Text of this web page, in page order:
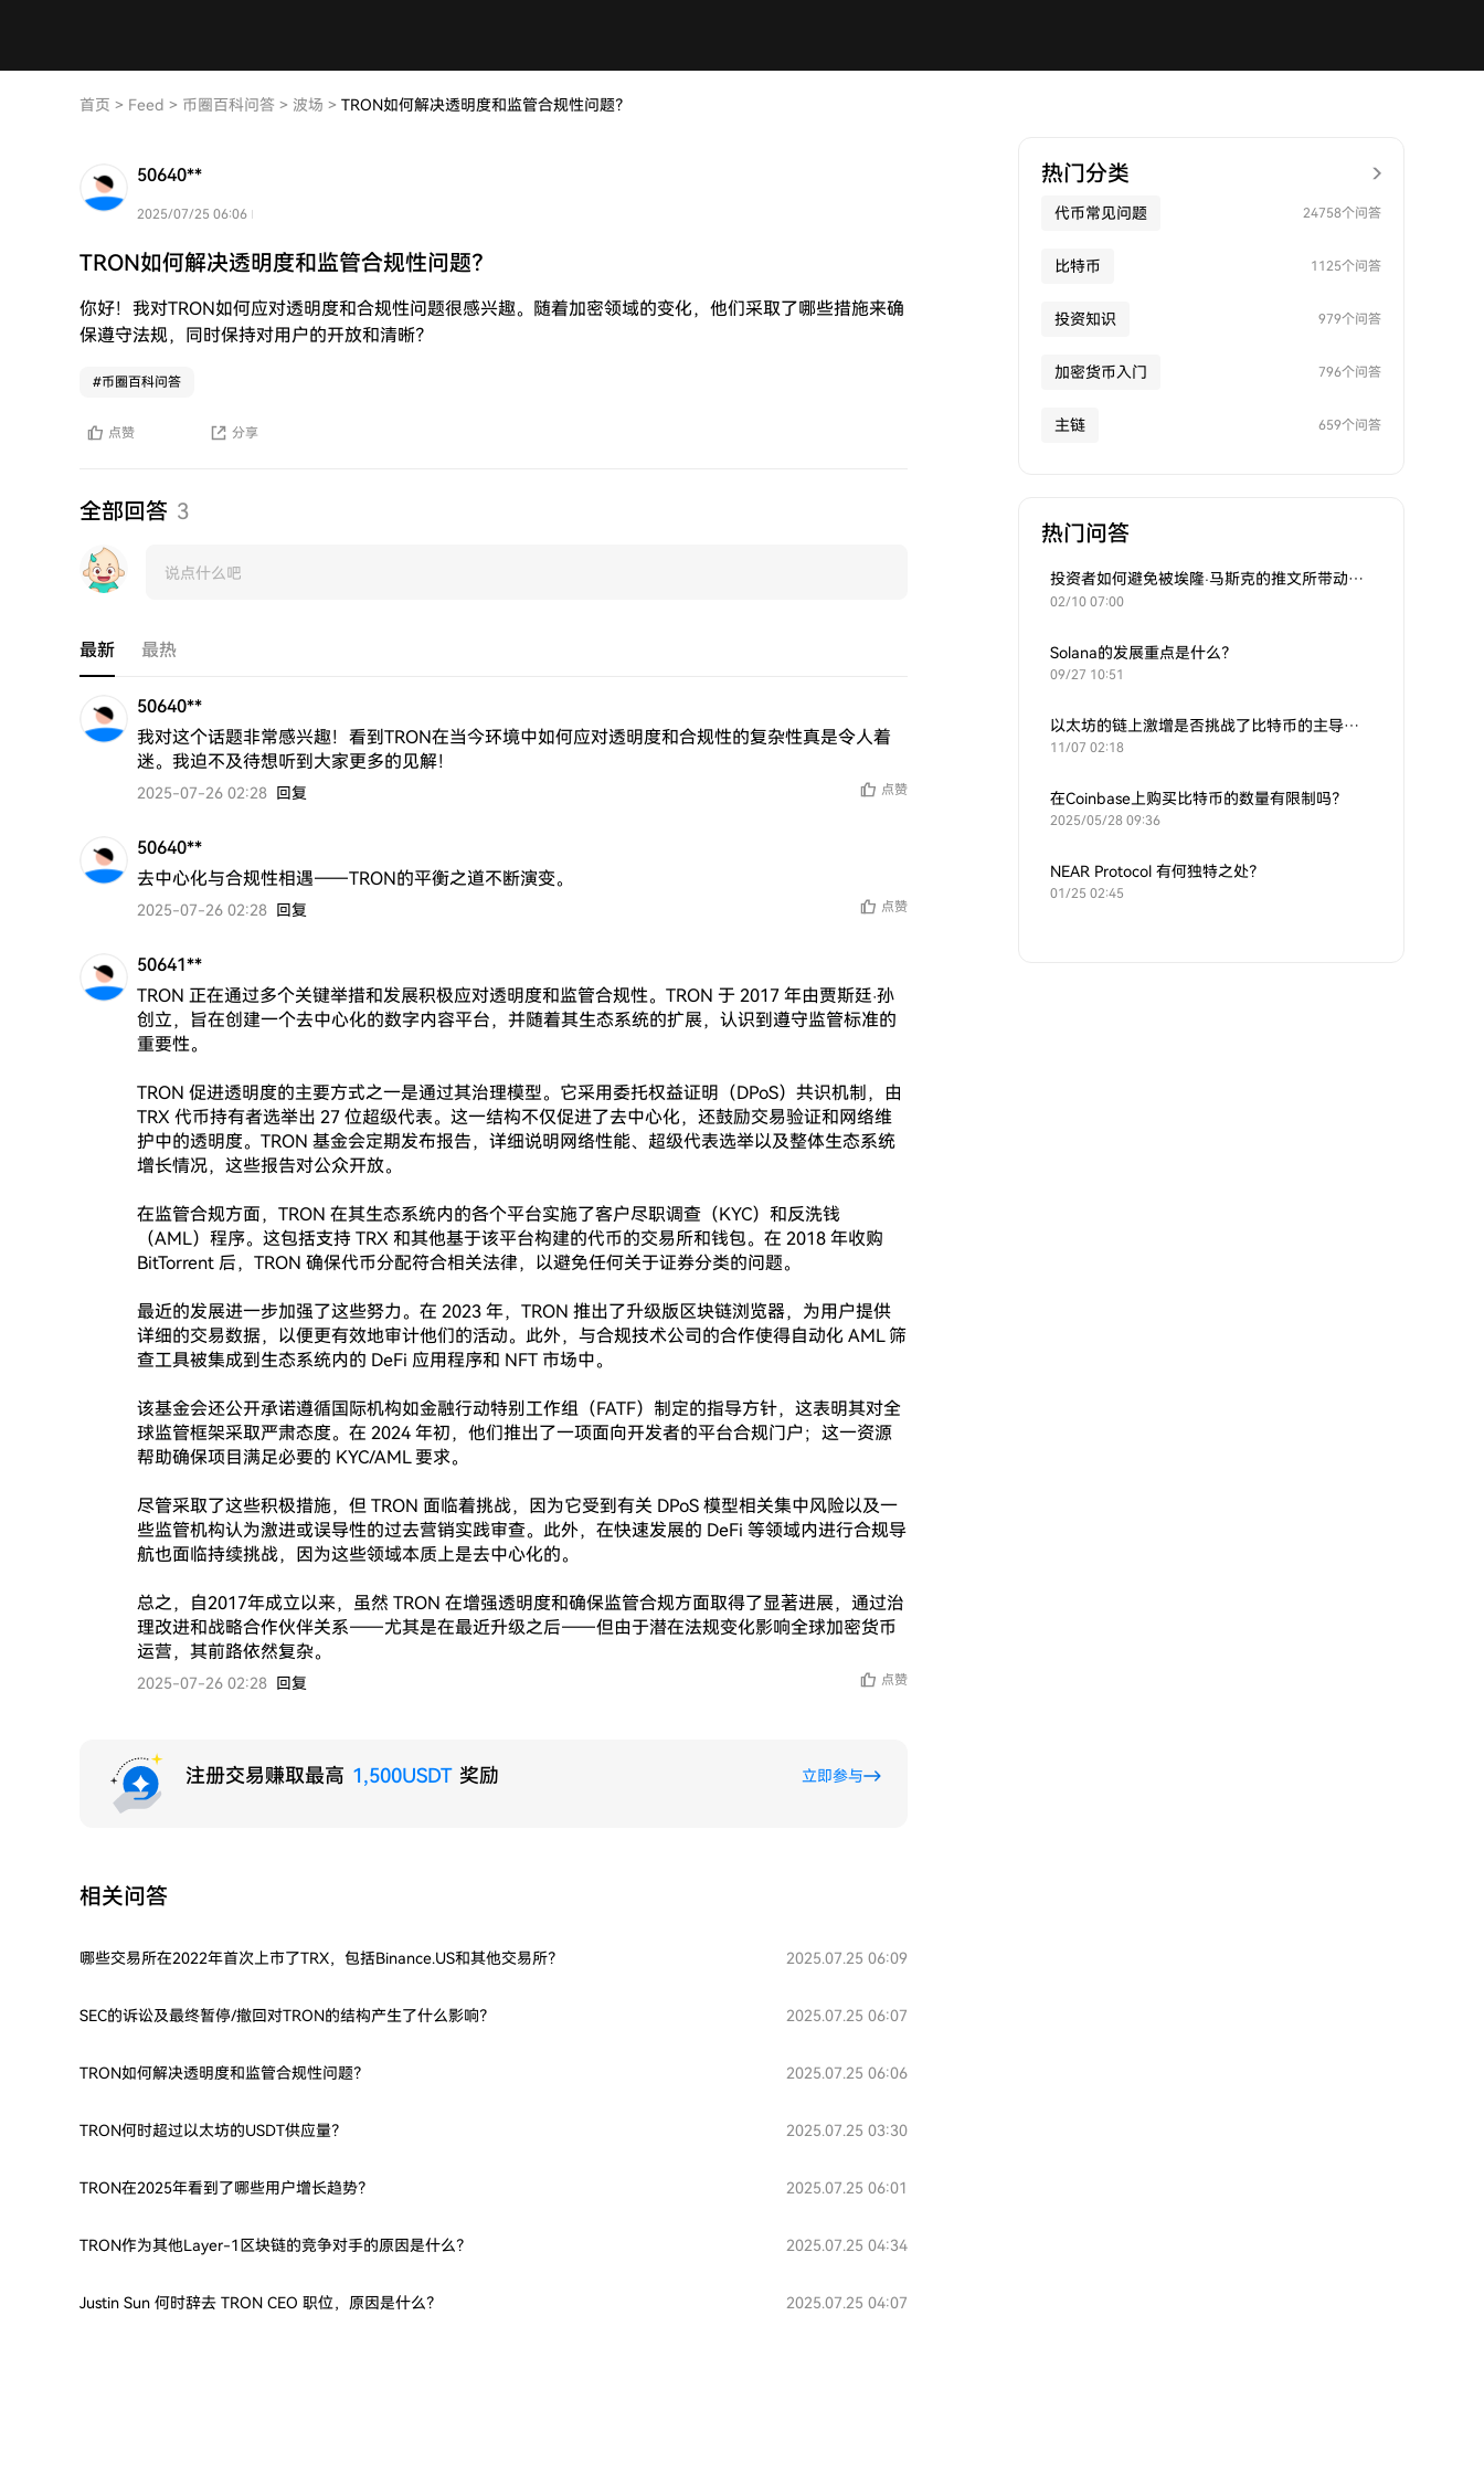
首页 > Feed > 币圈百科问答 > 波场 > TRON如何解决透明度和监管合规性问题？
50640**
2025/07/25 06:06
TRON如何解决透明度和监管合规性问题？
你好！我对TRON如何应对透明度和合规性问题很感兴趣。随着加密领域的变化，他们采取了哪些措施来确
保遵守法规，同时保持对用户的开放和清晰？
#币圈百科问答
点赞 分享
全部回答 3
最新 最热
50640**
我对这个话题非常感兴趣！看到TRON在当今环境中如何应对透明度和合规性的复杂性真是令人着
迷。我迫不及待想听到大家更多的见解！
2025-07-26 02:28 回复 点赞
50640**
去中心化与合规性相遇——TRON的平衡之道不断演变。
2025-07-26 02:28 回复 点赞
50641**
TRON 正在通过多个关键举措和发展积极应对透明度和监管合规性。TRON 于 2017 年由贾斯廷·孙
创立，旨在创建一个去中心化的数字内容平台，并随着其生态系统的扩展，认识到遵守监管标准的
重要性。
TRON 促进透明度的主要方式之一是通过其治理模型。它采用委托权益证明（DPoS）共识机制，由
TRX 代币持有者选举出 27 位超级代表。这一结构不仅促进了去中心化，还鼓励交易验证和网络维
护中的透明度。TRON 基金会定期发布报告，详细说明网络性能、超级代表选举以及整体生态系统
增长情况，这些报告对公众开放。
在监管合规方面，TRON 在其生态系统内的各个平台实施了客户尽职调查（KYC）和反洗钱
（AML）程序。这包括支持 TRX 和其他基于该平台构建的代币的交易所和钱包。在 2018 年收购
BitTorrent 后，TRON 确保代币分配符合相关法律，以避免任何关于证券分类的问题。
最近的发展进一步加强了这些努力。在 2023 年，TRON 推出了升级版区块链浏览器，为用户提供
详细的交易数据，以便更有效地审计他们的活动。此外，与合规技术公司的合作使得自动化 AML 筛
查工具被集成到生态系统内的 DeFi 应用程序和 NFT 市场中。
该基金会还公开承诺遵循国际机构如金融行动特别工作组（FATF）制定的指导方针，这表明其对全
球监管框架采取严肃态度。在 2024 年初，他们推出了一项面向开发者的平台合规门户；这一资源
帮助确保项目满足必要的 KYC/AML 要求。
尽管采取了这些积极措施，但 TRON 面临着挑战，因为它受到有关 DPoS 模型相关集中风险以及一
些监管机构认为激进或误导性的过去营销实践审查。此外，在快速发展的 DeFi 等领域内进行合规导
航也面临持续挑战，因为这些领域本质上是去中心化的。
总之，自2017年成立以来，虽然 TRON 在增强透明度和确保监管合规方面取得了显著进展，通过治
理改进和战略合作伙伴关系——尤其是在最近升级之后——但由于潜在法规变化影响全球加密货币
运营，其前路依然复杂。
2025-07-26 02:28 回复 点赞
注册交易赚取最高 1,500USDT 奖励 立即参与
相关问答
哪些交易所在2022年首次上市了TRX，包括Binance.US和其他交易所？ 2025.07.25 06:09
SEC的诉讼及最终暂停/撤回对TRON的结构产生了什么影响？ 2025.07.25 06:07
TRON如何解决透明度和监管合规性问题？ 2025.07.25 06:06
TRON何时超过以太坊的USDT供应量？ 2025.07.25 03:30
TRON在2025年看到了哪些用户增长趋势？ 2025.07.25 06:01
TRON作为其他Layer-1区块链的竞争对手的原因是什么？ 2025.07.25 04:34
Justin Sun 何时辞去 TRON CEO 职位，原因是什么？ 2025.07.25 04:07
热门分类
代币常见问题 24758个问答
比特币 1125个问答
投资知识 979个问答
加密货币入门 796个问答
主链 659个问答
热门问答
投资者如何避免被埃隆·马斯克的推文所带动的炒作？
02/10 07:00
Solana的发展重点是什么？
09/27 10:51
以太坊的链上激增是否挑战了比特币的主导地位？
11/07 02:18
在Coinbase上购买比特币的数量有限制吗？
2025/05/28 09:36
NEAR Protocol 有何独特之处？
01/25 02:45